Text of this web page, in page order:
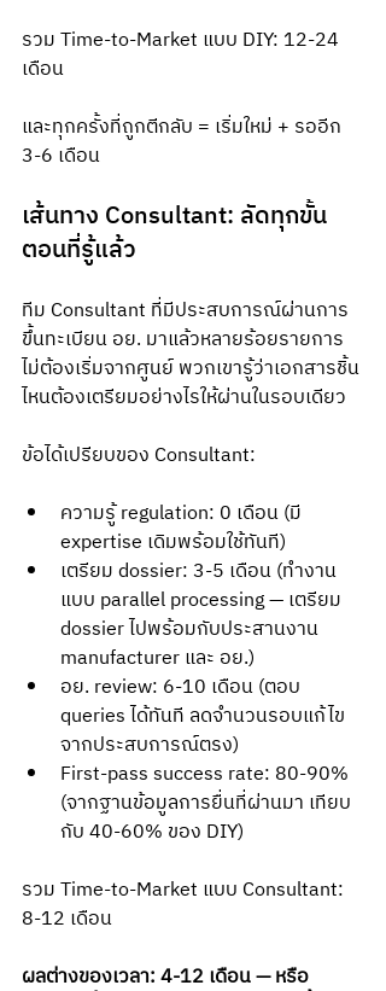
รวม Time-to-Market แบบ DIY: 12-24
เดือน
และทุกครั้งที่ถูกตีกลับ = เริ่มใหม่ + รออีก
3-6 เดือน
เส้นทาง Consultant: ลัดทุกขั้น
ตอนที่รู้แล้ว
ทีม Consultant ที่มีประสบการณ์ผ่านการ
ขึ้นทะเบียน อย. มาแล้วหลายร้อยรายการ
ไม่ต้องเริ่มจากศูนย์ พวกเขารู้ว่าเอกสารชิ้น
ไหนต้องเตรียมอย่างไรให้ผ่านในรอบเดียว
ข้อได้เปรียบของ Consultant:
ความรู้ regulation: 0 เดือน (มี
expertise เดิมพร้อมใช้ทันที)
เตรียม dossier: 3-5 เดือน (ทำงาน
แบบ parallel processing — เตรียม
dossier ไปพร้อมกับประสานงาน
manufacturer และ อย.)
อย. review: 6-10 เดือน (ตอบ
queries ได้ทันที ลดจำนวนรอบแก้ไข
จากประสบการณ์ตรง)
First-pass success rate: 80-90%
(จากฐานข้อมูลการยื่นที่ผ่านมา เทียบ
กับ 40-60% ของ DIY)
รวม Time-to-Market แบบ Consultant:
8-12 เดือน
ผลต่างของเวลา: 4-12 เดือน — หรือ